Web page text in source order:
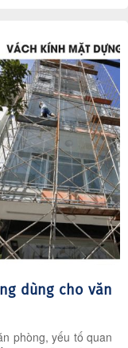
dùng cho văn
phòng, yếu tố quan